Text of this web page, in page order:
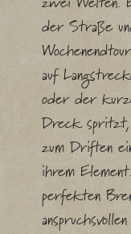
der Straße
auf
oder der
Dreck
zum Driften
ihrem
perfekten